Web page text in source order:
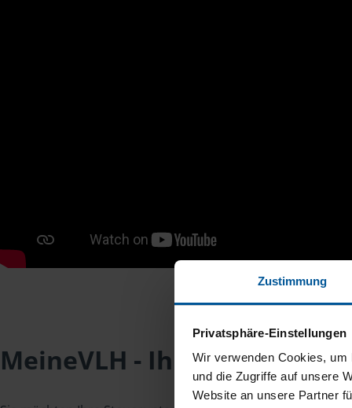
Zustimmung
Privatsphäre-Einstellungen
Wir verwenden Cookies,
und die Zugriffe auf unsere
Website an unsere Partner
MeineVLH - Ihr